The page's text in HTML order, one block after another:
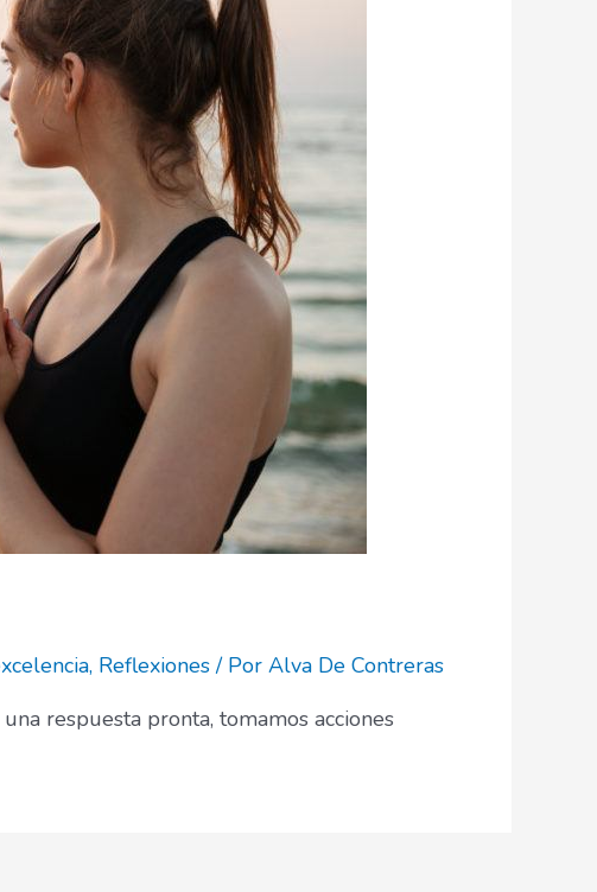
, Reflexiones/ Por Alva De Contreras
respuesta pronta, tomamos acciones